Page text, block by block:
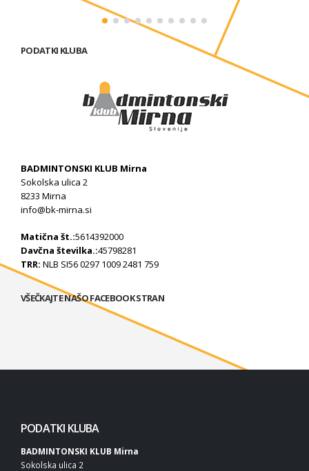
PODATKI KLUBA
BADMINTONSKI KLUB Mirna
Sokolska ulica 2
8233 Mirna
info@bk-mirna.si
Matična št.:5614392000
Davčna številka.:45798281
TRR: NLB SI56 0297 1009 2481 759
VŠEČKAJTE NAŠO FACEBOOK STRAN
PODATKI KLUBA
BADMINTONSKI KLUB Mirna
Sokolska ulica 2